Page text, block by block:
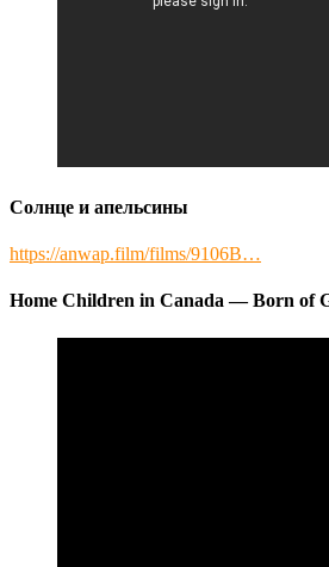
Солнце и апельсины
https://anwap.film/films/9106B…
Home Children in Canada — Born of